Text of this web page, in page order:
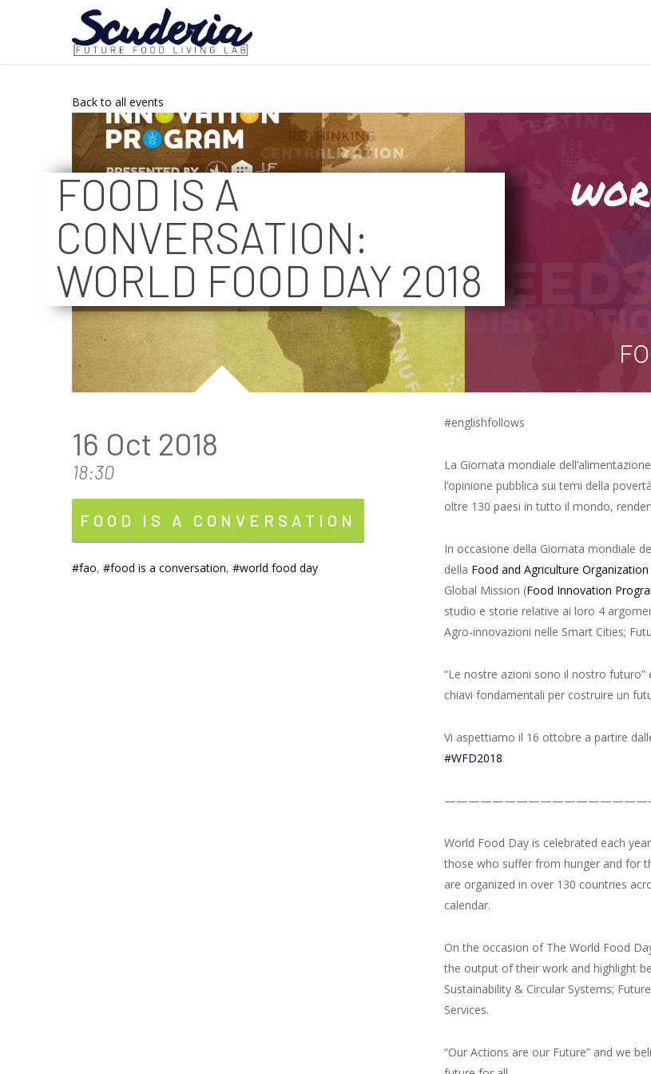
Back to all events
FOOD IS A
CONVERSATION:
WORLD FOOD DAY 2018
16 Oct 2018
18:30
FOOD IS A CONVERSATION
fao, food is a conversation, world food day
#englishfollows
La Giornata mondiale
l’opinione pubblica sui temi della
oltre 130 paesi in tutto il mondo,
In occasione della Giornata mondiale
della Food and Agriculture
Global Mission (Food Innovation
studio e storie relative ai loro 4
Agro-innovazioni nelle Smart Cities;
“Le nostre azioni sono il nostro
chiavi fondamentali per costruire un
Vi aspettiamo il 16 ottobre a partire
#WFD2018
World Food Day is celebrated each
those who suffer from hunger and for
are organized in over 130 countries
calendar.
On the occasion of The World Food
the output of their work and highlight
Sustainability & Circular Systems;
Services.
“Our Actions are our Future” and we